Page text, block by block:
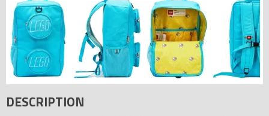
DESCRIPTION